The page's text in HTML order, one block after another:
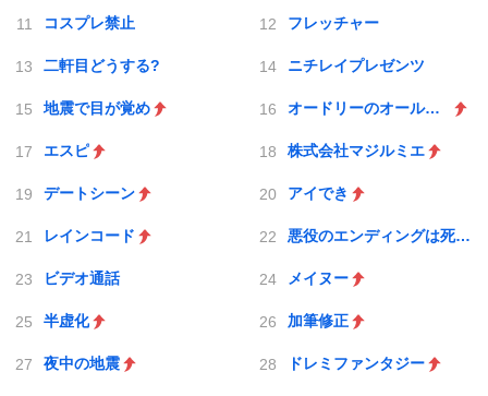
コスプレ禁止 フレッチャー
二軒目どうする? ニチレイプレゼンツ
地震で目が覚め オードリーのオールナイトニッポン
エスピ 株式会社マジルミエ
デートシーン アイでき
レインコード 悪役のエンディングは死のみ
ビデオ通話 メイヌー
半虚化 加筆修正
夜中の地震 ドレミファンタジー